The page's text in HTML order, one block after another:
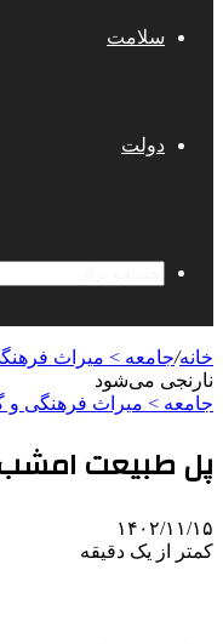
سلامت
دولت
خانه/جامعه > میراث
نارنجی می‌شود
جامعه > میراث فرهنگی
پل طبیعت
۱۴۰۲/۱۱/۱۵
کمتر از یک دقیقه